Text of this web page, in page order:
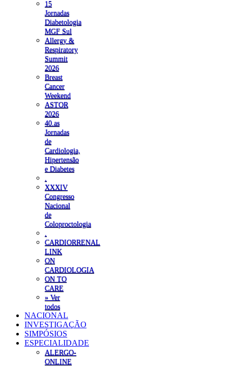
15
Jornadas
Diabetologia
MGF Sul
Allergy &
Respiratory
Summit
2026
Breast
Cancer
Weekend
ASTOR
2026
40.as
Jornadas
de
Cardiologia,
Hipertensão
e Diabetes
XXXIV
Congresso
Nacional
de
Coloproctologia
CARDIORRENAL
LINK
ON
CARDIOLOGIA
ON TO
CARE
» Ver
todos
NACIONAL
INVESTIGAÇÃO
SIMPÓSIOS
ESPECIALIDADE
ALERGO-
ONLINE